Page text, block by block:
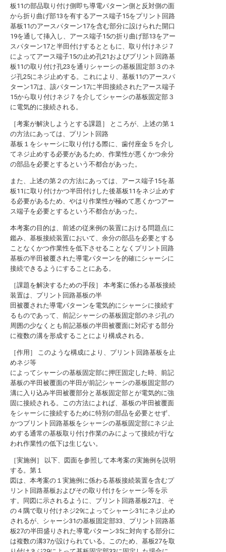
板11の部品取り付け側即ち導電パターン側と反対側の面
から折り曲げ部13を有するアース端子15をプリント回路
基板11のアースパターン17を含む部分に設けられた開口
19を通して挿入し、アース端子15の折り曲げ部13をアー
スパターン17と半田付けするとともに、取り付けネジ７
によってアース端子15の止め孔21およびプリント回路基
板11の取り付け孔23を通りシャーシの基板固定部３のネ
ジ孔25にネジ止めする。これにより、基板11のアースパ
ターン17は、該パターン17に半田接続されたアース端子
15から取り付けネジ７を介してシャーシの基板固定部３
に電気的に接続される。
［考案が解決しようとする課題］ ところが、上述の第１
の方法にあっては、プリント回路
基板１をシャーシに取り付ける際に、歯付座金５を介し
てネジ止めする必要があるため、作業性が悪くかつ余分
の部品を必要とするという不都合があった。
また、上述の第２の方法にあっては、アース端子15を基
板11に取り付けかつ半田付けした後基板11をネジ止めす
る必要があるため、やはり作業性が極めて悪くかつアー
ス端子を必要とするという不都合があった。
本考案の目的は、前述の従来例の装置における問題点に
鑑み、基板接続装置において、余分の部品を必要とする
ことなくかつ作業性を低下させることなくプリント回路
基板の半田被覆された導電パターンを的確にシャーシに
接続できるようにすることにある。
［課題を解決するための手段］ 本考案に係わる基板接続
装置は、プリント回路基板の半
田被覆された導電パターンを電気的にシャーシに接続す
るものであって、前記シャーシの基板固定部のネジ孔の
周囲の少なくとも前記基板の半田被覆面に対応する部分
に複数の溝を形成することにより構成される。
［作用］ このような構成により、プリント回路基板を止
めネジ等
によってシャーシの基板固定部に押圧固定した時、前記
基板の半田被覆面の半田が前記シャーシの基板固定部の
溝に入り込み半田被覆部分と基板固定部とが電気的に強
固に接続される。この方法によれば、基板の半田被覆面
をシャーシに接続するために特別の部品を必要とせず、
かつプリント回路基板をシャーシの基板固定部にネジ止
めする通常の基板取り付け作業のみによって接続が行な
われ作業性の低下は生じない。
［実施例］ 以下、図面を参照して本考案の実施例を説明
する。第１
図は、本考案の１実施例に係わる基板接続装置を含むプ
リント回路基板およびその取り付けをシャーシ等を示
す。同図に示されるように、プリント回路基板27は、そ
の４隅で取り付けネジ29によってシャーシ31にネジ止め
されるが、シャーシ31の基板固定部33、プリント回路基
板27の半田盛りされた導電パターン35に対向する部分に
は複数の溝37が設けられている。このため、基板27を取